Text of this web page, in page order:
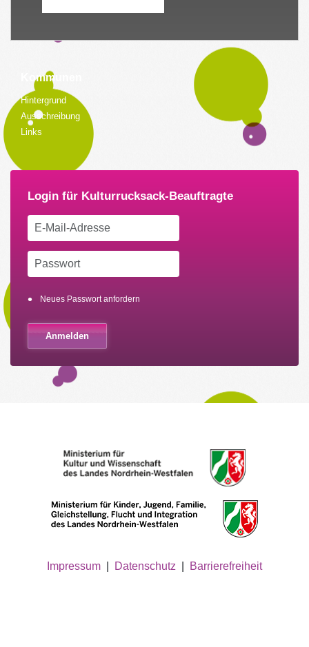
Kommunen
Hintergrund
Ausschreibung
Links
Neues Passwort anfordern
Impressum Datenschutz Barrierefreiheit